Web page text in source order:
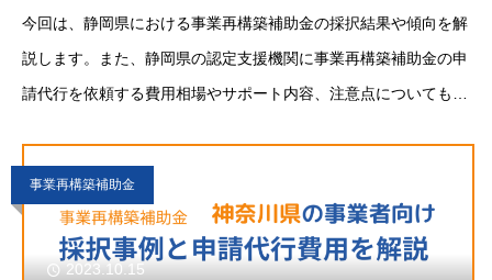
今回は、静岡県における事業再構築補助金の採択結果や傾向を解
説します。また、静岡県の認定支援機関に事業再構築補助金の申
請代行を依頼する費用相場やサポート内容、注意点についても解
方の参考になれば幸いです。事業再構築補助金と
事業再構築補助金
2023.10.15